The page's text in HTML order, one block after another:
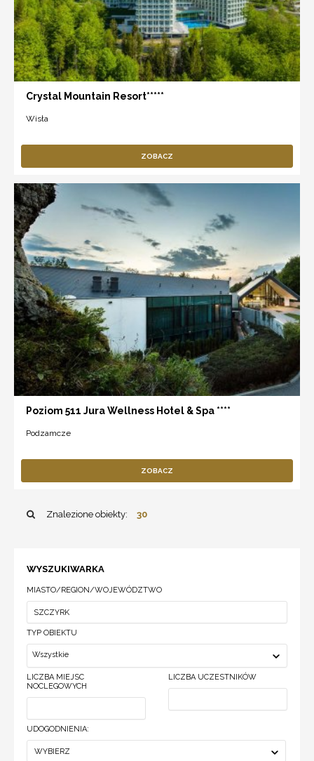
Crystal Mountain Resort*****
Wisła
ZOBACZ
Poziom 511 Jura Wellness Hotel & Spa ****
Podzamcze
ZOBACZ
Znalezione obiekty: 30
WYSZUKIWARKA
MIASTO/REGION/WOJEWÓDZTWO
TYP OBIEKTU
Wszystkie
LICZBA MIEJSC
NOCLEGOWYCH
LICZBA UCZESTNIKÓW
UDOGODNIENIA:
WYBIERZ